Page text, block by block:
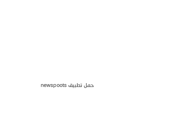
حمل تطبيق newspoots